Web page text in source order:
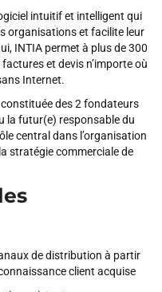
intuitif et intelligent qui
organisations et facilite leur
INTIA permet à plus de 300
et devis n’importe où
Internet.
des 2 fondateurs
la futur(e) responsable du
central dans l’organisation
stratégie commerciale de
de distribution à partir
client acquise